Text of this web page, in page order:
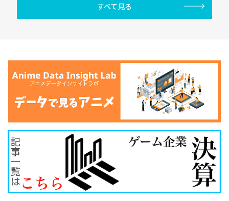
すべて見る